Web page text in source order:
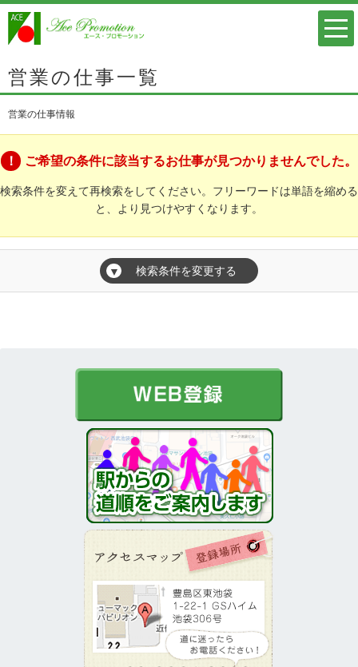
営業の仕事一覧
営業の仕事情報
ご希望の条件に該当するお仕事が見つかりませんでした。
検索条件を変えて再検索をしてください。フリーワードは単語を縮める
と、より見つけやすくなります。
▼ 検索条件を変更する